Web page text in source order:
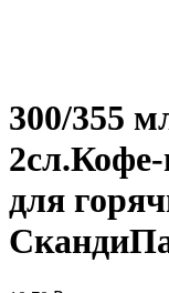
300/355
2сл.Кофе-
для